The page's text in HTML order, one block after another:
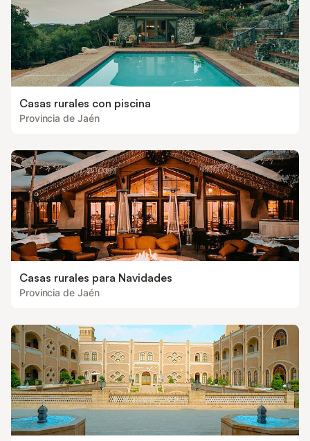
Casas rurales con piscina
Provincia de Jaén
Casas rurales para Navidades
Provincia de Jaén